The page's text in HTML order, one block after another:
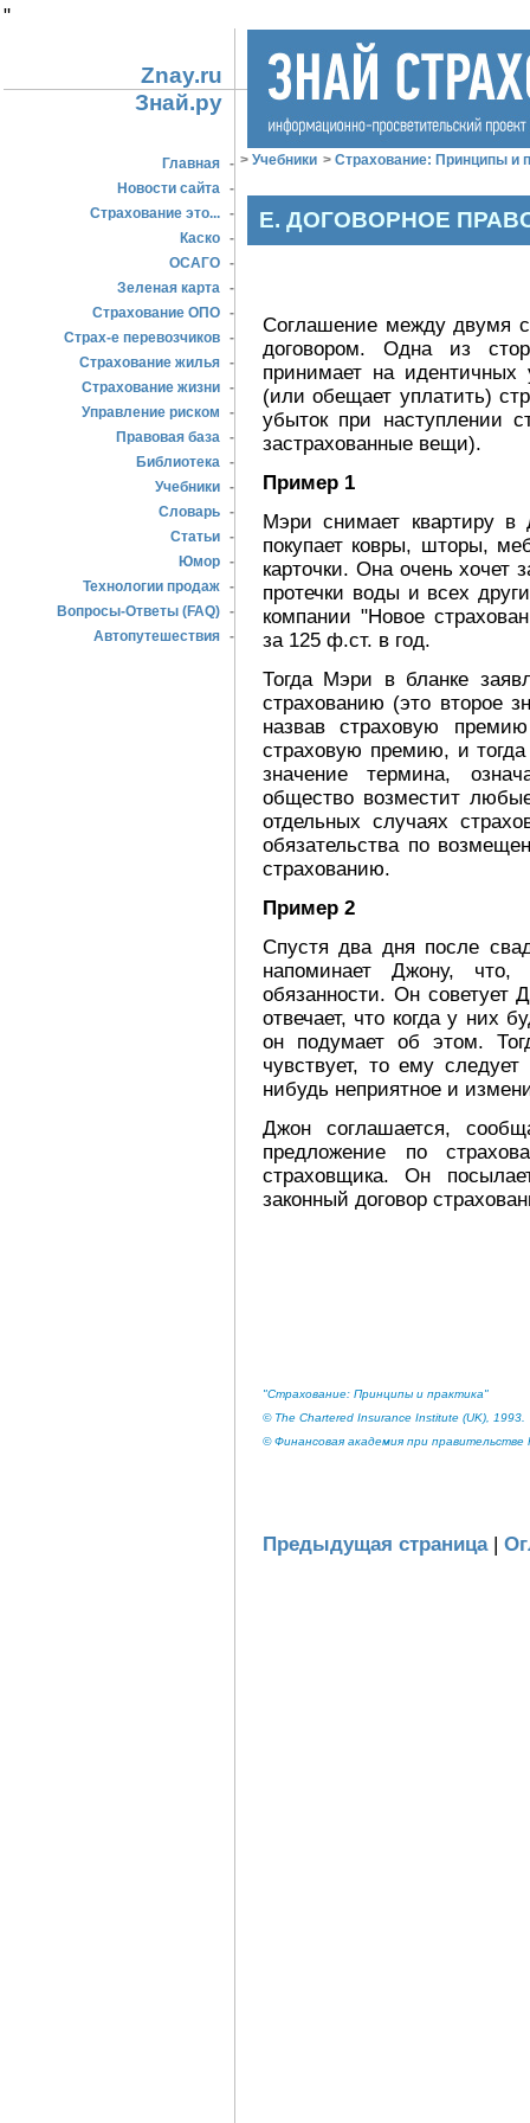
"
Znay.ru
Знай.ру
Главная -
Новости сайта -
Страхование это... -
Каско -
ОСАГО -
Зеленая карта -
Страхование ОПО -
Страх-е перевозчиков -
Страхование жилья -
Страхование жизни -
Управление риском
-
Правовая база -
Библиотека -
Учебники -
Словарь -
Статьи -
Юмор -
Технологии продаж -
Вопросы-Ответы (FAQ) -
Автопутешествия -
> Учебники > Страхование: Принципы и
Е. ДОГОВОРНОЕ
Соглашение между двумя
договором. Одна из
принимает на идентичных
(или обещает уплатить)
убыток при наступлении
застрахованные вещи).
Пример 1
Мэри снимает квартиру в
покупает ковры, шторы,
карточки. Она очень хочет
протечки воды и всех
компании "Новое
за 125 ф.ст. в год.
Тогда Мэри в бланке
страхованию (это второе
назвав страховую
страховую премию, и
значение термина,
общество возместит
отдельных случаях
обязательства по
страхованию.
Пример 2
Спустя два дня после
напоминает Джону,
обязанности. Он советует
отвечает, что когда у них
он подумает об этом.
чувствует, то ему
нибудь неприятное и
Джон соглашается,
предложение по
страховщика. Он
законный договор
"Страхование: Принципы и практика"
© The Chartered Insurance Institute (UK), 1993.
© Финансовая академия при правительстве
Предыдущая страница|